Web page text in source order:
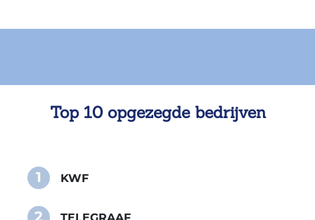
Top 10 opgezegde bedrijven
1 KWF